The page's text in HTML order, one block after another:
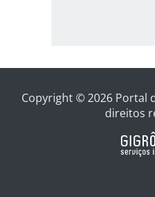
Copyright © 2026 Portal
direitos